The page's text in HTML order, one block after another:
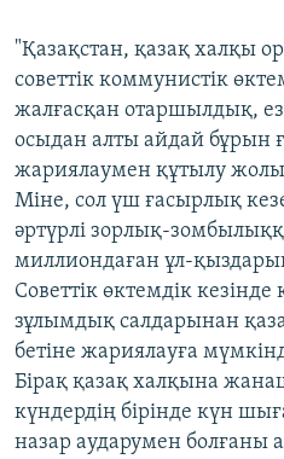
"Қазақстан, қазақ халқы
советтік коммунистік
жалғасқан отаршылдық,
осыдан алты айдай бұрын
жариялаумен құтылу
Міне, сол үш ғасырлық
әртүрлі зорлық-
миллиондаған ұл-
Советтік өктемдік
зұлымдық салдарынан
бетіне жариялауға
Бірақ қазақ халқына
күндердің бірінде күн
назар аударумен болғаны